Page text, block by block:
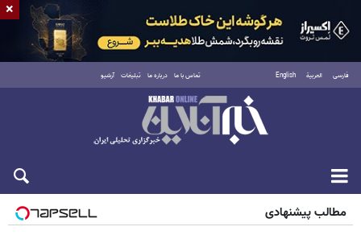
فارسی العربية English تماس با ما درباره ما تبلیغات آرشیو
شنبه ۱۷ مرداد ۱۴۰۵
مطالب پیشنهادی
×